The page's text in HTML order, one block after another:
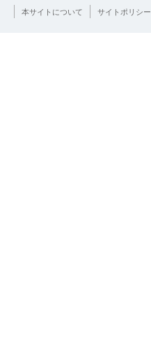
本サイトについて サイトポリシー